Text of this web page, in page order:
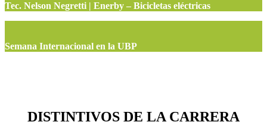
Tec. Nelson Negretti | Enerby – Bicicletas eléctricas
Semana Internacional en la UBP
DISTINTIVOS DE LA CARRERA